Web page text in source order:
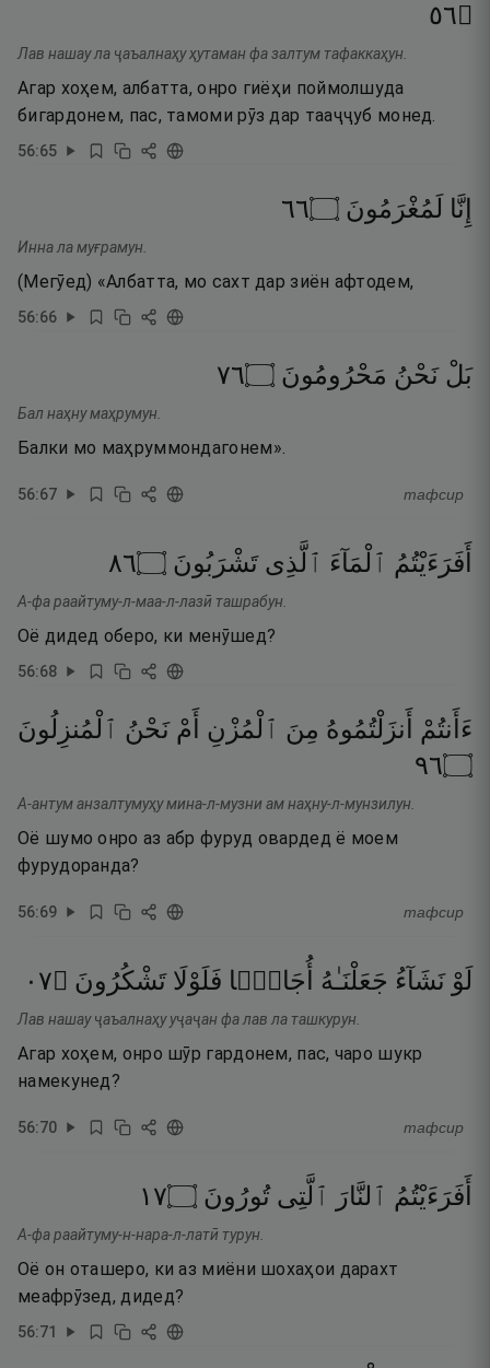
۝٦٥
Лав нашау ла ҷаъалнаҳу ҳутаман фа залтум тафаккаҳун.
Агар хоҳем, албатта, онро гиёҳи поймолшуда
бигардонем, пас, тамоми рӯз дар тааҷҷуб монед.
56:65
إِنَّا لَمُغْرَمُونَ ۝٦٦
Инна ла муғрамун.
(Мегӯед) «Албатта, мо сахт дар зиён афтодем,
56:66
بَلْ نَحْنُ مَحْرُومُونَ ۝٦٧
Бал наҳну маҳрумун.
Балки мо маҳруммондагонем».
56:67 тафсир
أَفَرَءَيْتُمُ ٱلْمَآءَ ٱلَّذِى تَشْرَبُونَ ۝٦٨
А-фа раайтуму-л-маа-л-лазӣ ташрабун.
Оё дидед оберо, ки менӯшед?
56:68
ءَأَنتُمْ أَنزَلْتُمُوهُ مِنَ ٱلْمُزْنِ أَمْ نَحْنُ ٱلْمُنزِلُونَ
۝٦٩
А-антум анзалтумуҳу мина-л-музни ам наҳну-л-мунзилун.
Оё шумо онро аз абр фуруд овардед ё моем
фурудоранда?
56:69 тафсир
لَوْ نَشَآءُ جَعَلْنَـٰهُ أُجَاجًۭا فَلَوْلَا تَشْكُرُونَ ۝٧٠
Лав нашау ҷаъалнаҳу уҷаҷан фа лав ла ташкурун.
Агар хоҳем, онро шӯр гардонем, пас, чаро шукр
намекунед?
56:70 тафсир
أَفَرَءَيْتُمُ ٱلنَّارَ ٱلَّتِى تُورُونَ ۝٧١
А-фа раайтуму-н-нара-л-латӣ турун.
Оё он оташеро, ки аз миёни шохаҳои дарахт
меафрӯзед, дидед?
56:71